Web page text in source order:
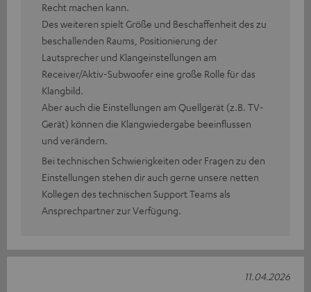
Recht machen kann.
Des weiteren spielt Größe und Beschaffenheit des zu
beschallenden Raums, Positionierung der
Lautsprecher und Klangeinstellungen am
Receiver/Aktiv-Subwoofer eine große Rolle für das
Klangbild.
Aber auch die Einstellungen am Quellgerät (z.B. TV-
Gerät) können die Klangwiedergabe beeinflussen
und verändern.
Bei technischen Schwierigkeiten oder Fragen zu den
Einstellungen stehen dir auch gerne unsere netten
Kollegen des technischen Support Teams als
Ansprechpartner zur Verfügung.
11.04.2026